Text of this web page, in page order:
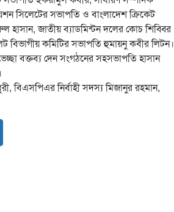
সিলেটের সভাপতি ও বাংলাদেশ ক্রিকেট
জাতীয় ব্যাডমিন্টন দলের কোচ শিব্বির
কমিটির সভাপতি হুমায়নু কবীর লিটন।
বক্তব্য দেন সংগঠনের সহসভাপতি হাসান
বিএসপিএর নির্বাহী সদস্য মিজানুর রহমান,